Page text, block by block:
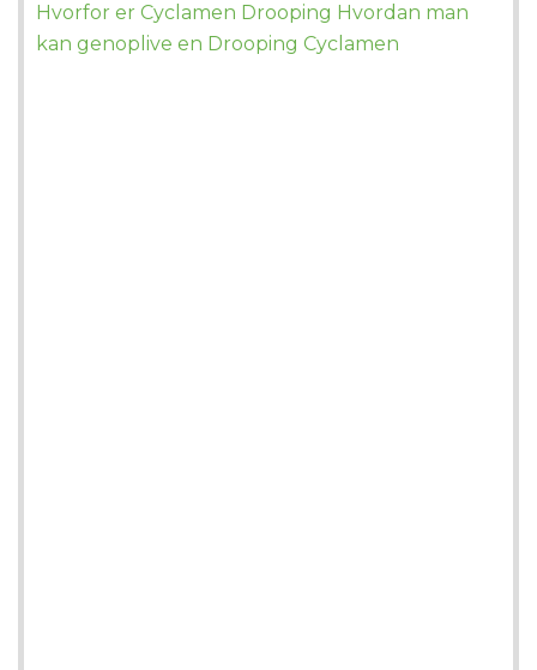
Hvorfor er Cyclamen Drooping Hvordan man
kan genoplive en Drooping Cyclamen